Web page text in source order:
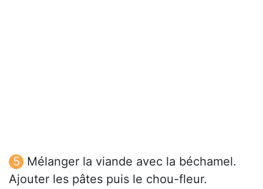
Mélanger la viande avec la béchamel.
Ajouter les pâtes puis le chou-fleur.